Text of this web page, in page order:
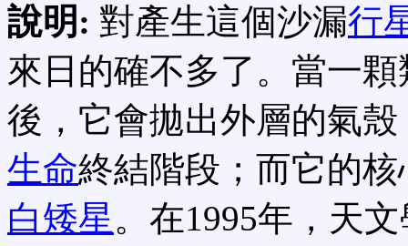
說明: 對產生這個沙漏行
來日的確不多了。當一
後，它會拋出外層的氣
生命終結階段；而它的
白矮星。在1995年，天